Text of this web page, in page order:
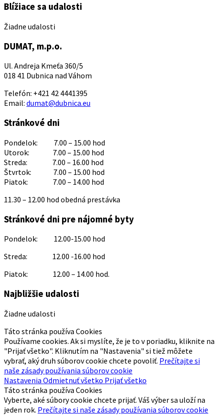
Blížiace sa udalosti
Žiadne udalosti
DUMAT, m.p.o.
Ul. Andreja Kmeťa 360/5
018 41 Dubnica nad Váhom
Telefón: +421 42 4441395
Email: dumat@dubnica.eu
Stránkové dni
Pondelok: 7.00 – 15.00 hod
Utorok: 7.00 – 15.00 hod
Streda: 7.00 – 16.00 hod
Štvrtok: 7.00 – 15.00 hod
Piatok: 7.00 – 14.00 hod
11.30 – 12.00 hod obedná prestávka
Stránkové dni pre nájomné byty
Pondelok: 12.00-15.00 hod
Streda: 12.00 -16.00 hod
Piatok: 12.00 – 14.00 hod.
Najbližšie udalosti
Žiadne udalosti
Táto stránka používa Cookies
Používame cookies. Ak si myslíte, že je to v poriadku, kliknite na
"Prijať všetko". Kliknutím na "Nastavenia" si tiež môžete
vybrať, aký druh súborov cookie chcete povoliť. Prečítajte si
naše zásady používania súborov cookie
Nastavenia Odmietnuť všetko Prijať všetko
Táto stránka používa Cookies
Vyberte, aké súbory cookie chcete prijať. Váš výber sa uloží na
jeden rok. Prečítajte si naše zásady používania súborov cookie